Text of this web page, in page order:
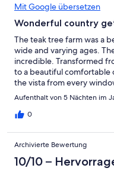
Mit Google übersetzen
Wonderful country
The teak tree farm was a
wide and varying ages.
incredible. Transformed
to a beautiful comfortable
the vista from every
well equipped invluding
Aufenthalt von 5 Nächten im
0
Archivierte Bewertung
10/10 –